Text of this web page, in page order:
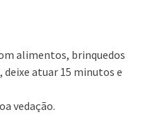
alimentos, brinquedos
atuar 15 minutos e
vedação.